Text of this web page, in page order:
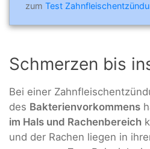
zum Test
Schmerzen bis
Bei einer
des Bakterienvorkommens
im Hals und Rachenbereich
und der Rachen liegen in